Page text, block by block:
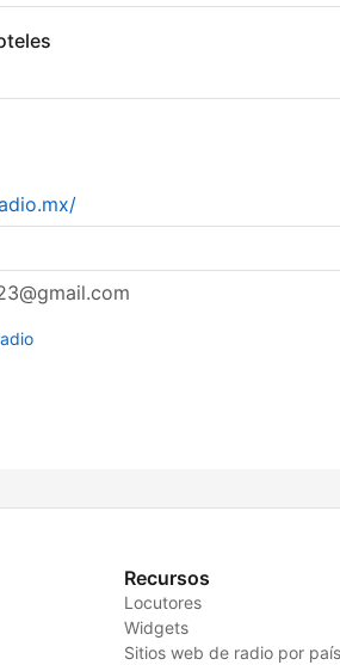
Recursos
Locutores
Widgets
Sitios web de radio por